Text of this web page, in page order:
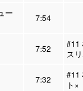
ー
7:54
7:52
#11
ス
7:32
#11
ト×